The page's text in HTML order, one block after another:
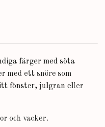
färger med söta
med ett snöre som
fönster, julgran eller
och vacker.